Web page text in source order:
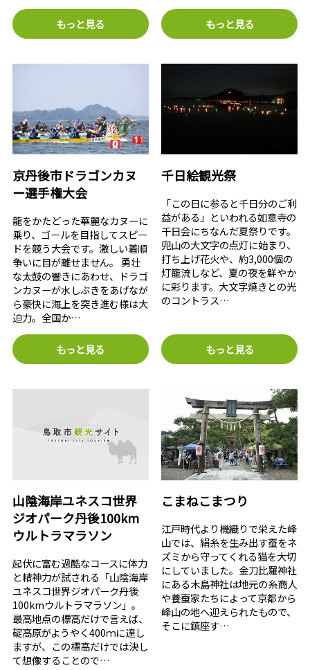
もっと見る もっと見る
京丹後市ドラゴンカヌ
ー選手権大会
龍をかたどった華麗なカヌーに
乗り、ゴールを目指してスピー
ドを競う大会です。激しい着順
争いに目が離せません。 勇壮
な太鼓の響きにあわせ、ドラゴ
ンカヌーが水しぶきをあげなが
ら豪快に海上を突き進む様は大
迫力。全国か…
もっと見る
千日絵観光祭
「この日に参ると千日分のご利
益がある」といわれる如意寺の
千日会にちなんだ夏祭りです。
兜山の大文字の点灯に始まり、
打ち上げ花火や、約3,000個の
灯籠流しなど、夏の夜を鮮やか
に彩ります。大文字焼きとの光
のコントラス…
もっと見る
山陰海岸ユネスコ世界
ジオパーク丹後100km
ウルトラマラソン
起伏に富む過酷なコースに体力
と精神力が試される「山陰海岸
ユネスコ世界ジオパーク丹後
100kmウルトラマラソン」。
最高地点の標高だけで言えば、
碇高原がようやく400ｍに達し
ますが、この標高だけでは決し
て想像することので…
こまねこまつり
江戸時代より機織りで栄えた峰
山では、絹糸を生み出す蚕をネ
ズミから守ってくれる猫を大切
にしていました。金刀比羅神社
にある木島神社は地元の糸商人
や養蚕家たちによって京都から
峰山の地へ迎えられたもので、
そこに鎮座す…